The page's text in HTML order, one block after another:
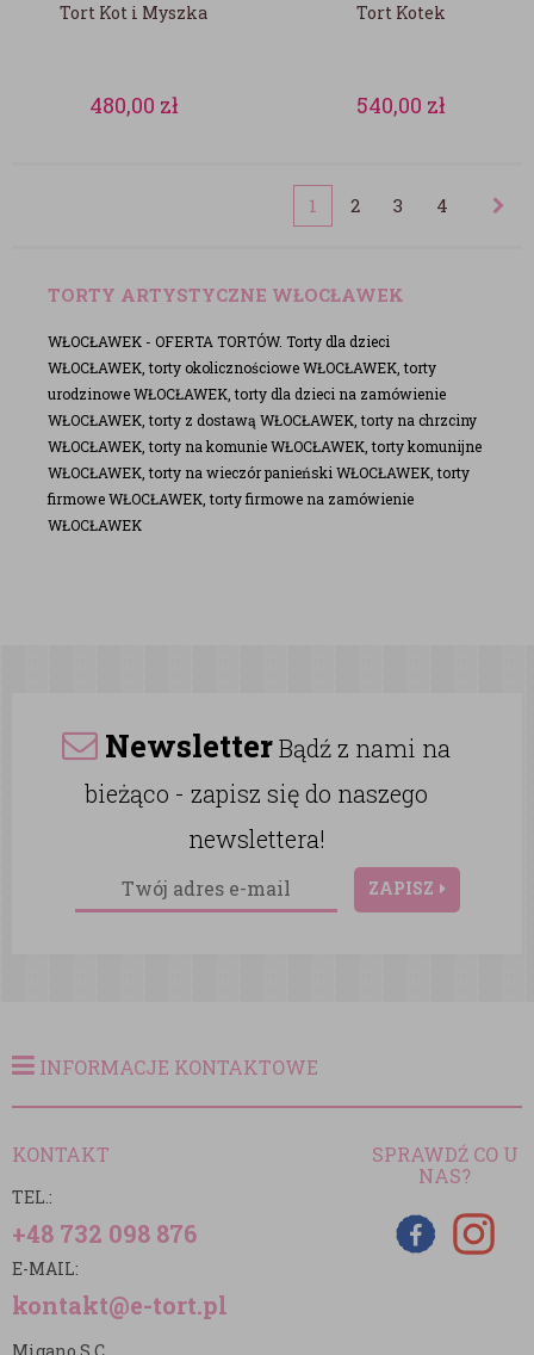
Tort Kot i Myszka
480,00 zł
Tort Kotek
540,00 zł
1 2 3 4
TORTY ARTYSTYCZNE WŁOCŁAWEK
WŁOCŁAWEK - OFERTA TORTÓW. Torty dla dzieci
WŁOCŁAWEK, torty okolicznościowe WŁOCŁAWEK, torty
urodzinowe WŁOCŁAWEK, torty dla dzieci na zamówienie
WŁOCŁAWEK, torty z dostawą WŁOCŁAWEK, torty na chrzciny
WŁOCŁAWEK, torty na komunie WŁOCŁAWEK, torty komunijne
WŁOCŁAWEK, torty na wieczór panieński WŁOCŁAWEK, torty
firmowe WŁOCŁAWEK, torty firmowe na zamówienie
WŁOCŁAWEK
NewsletterBądź z nami na
bieżąco - zapisz się do naszego
newslettera!
ZAPISZ
INFORMACJE KONTAKTOWE
KONTAKT
TEL.:
+48 732 098 876
E-MAIL:
kontakt@e-tort.pl
SPRAWDŹ CO U
NAS?